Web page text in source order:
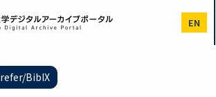
EN
refer/BibIX